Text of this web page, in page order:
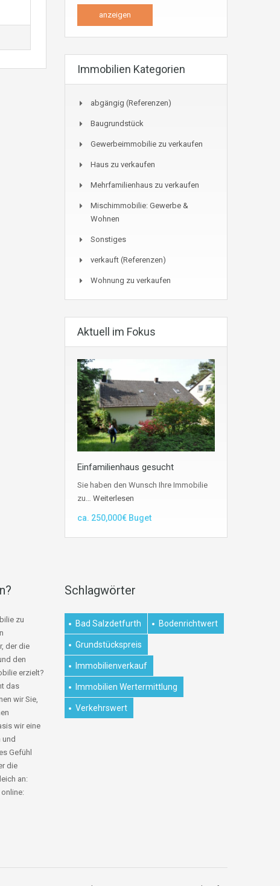
Immobilien Kategorien
abgängig (Referenzen)
Baugrundstück
Gewerbeimmobilie zu verkaufen
Haus zu verkaufen
Mehrfamilienhaus zu verkaufen
Mischimmobilie: Gewerbe &
Wohnen
Sonstiges
verkauft (Referenzen)
Wohnung zu verkaufen
Aktuell im Fokus
Einfamilienhaus gesucht
Sie haben den Wunsch Ihre Immobilie
zu… Weiterlesen
ca. 250,000€ Buget
zu
der die
den
erzielt?
das
wir Sie,
wir eine
und
Gefühl
die
an:
Schlagwörter
Bad Salzdetfurth Bodenrichtwert
Grundstückspreis
Immobilienverkauf
Immobilien Wertermittlung
Verkehrswert